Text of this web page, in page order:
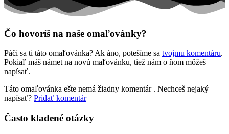
Mandaly
Ovocie a zelenina
Rozprávky a rozprávkové postavy
Šport
Valentín / láska
Zima a Vianoce
Čo hovoríš na naše omaľovánky?
Páči sa ti táto omaľovánka? Ak áno, potešíme sa tvojmu komentáru.
Pokiaľ máš námet na novú maľovánku, tiež nám o ňom môžeš
napísať.
Táto omaľovánka ešte nemá žiadny komentár . Nechceš nejaký
napísať? Pridať komentár
Často kladené otázky